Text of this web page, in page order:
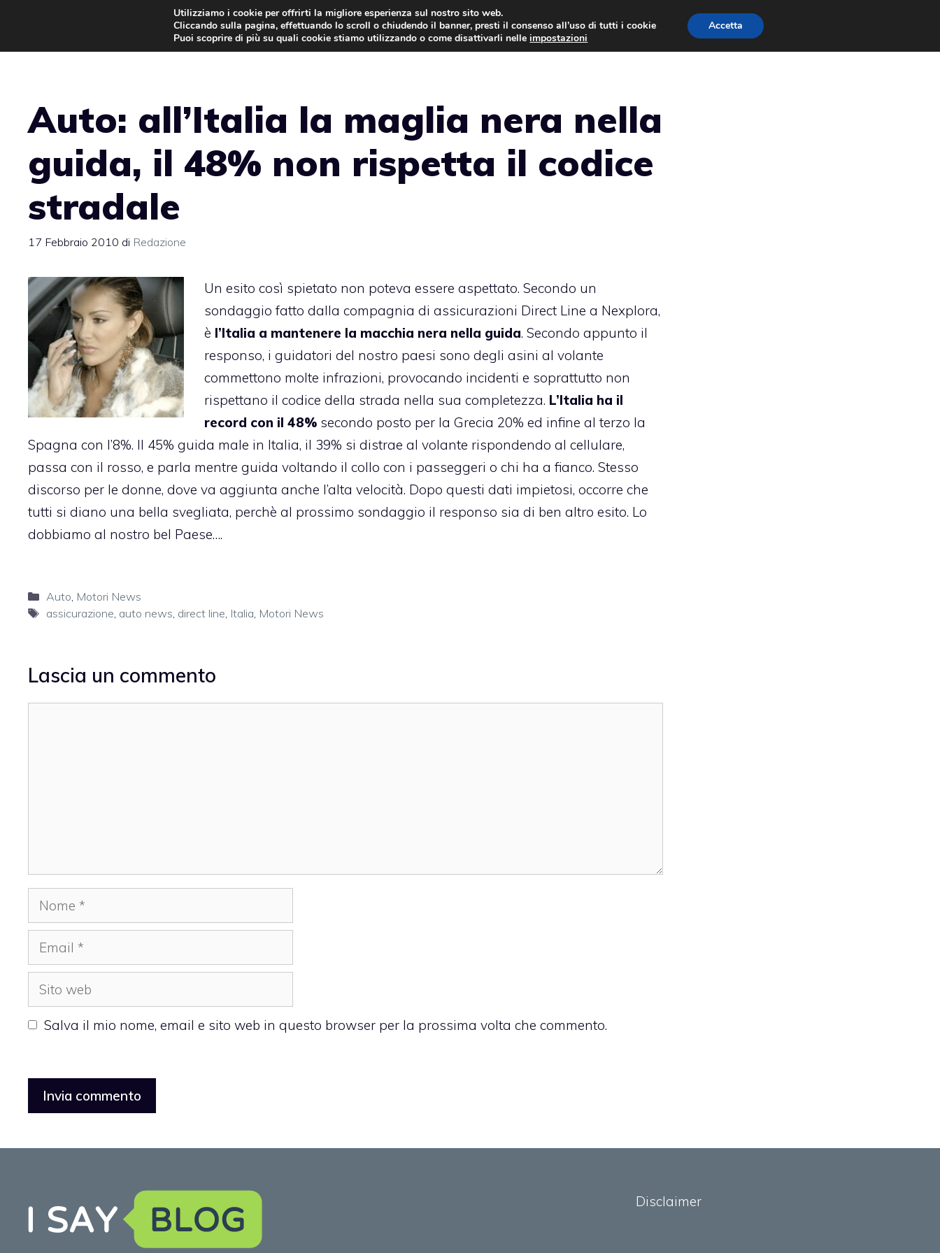
contenuto
AUTO NEWS EVENTI E FIERE
Auto: all’Italia la maglia nera nella
guida, il 48% non rispetta il codice
stradale
17 Febbraio 2010 di Redazione
Un esito così spietato non poteva essere aspettato. Secondo un
sondaggio fatto dalla compagnia di assicurazioni Direct Line a Nexplora,
è l’Italia a mantenere la macchia nera nella guida. Secondo appunto il
responso, i guidatori del nostro paesi sono degli asini al volante
commettono molte infrazioni, provocando incidenti e soprattutto non
rispettano il codice della strada nella sua completezza. L’Italia ha il
record con il 48%secondo posto per la Grecia 20% ed infine al terzo la
Spagna con l’8%. Il 45% guida male in Italia, il 39% si distrae al volante rispondendo al cellulare,
passa con il rosso, e parla mentre guida voltando il collo con i passeggeri o chi ha a fianco. Stesso
discorso per le donne, dove va aggiunta anche l’alta velocità. Dopo questi dati impietosi, occorre che
tutti si diano una bella svegliata, perchè al prossimo sondaggio il responso sia di ben altro esito. Lo
dobbiamo al nostro bel Paese….
Categorie
Auto Motori News
Tag
assicurazione auto news direct line Italia Motori News
Lascia un commento
Nome
Email
Sito
web
Salva il mio nome, email e sito web in questo browser per la prossima volta che commento.
Disclaimer
Utilizziamo i cookie per offrirti la migliore esperienza sul nostro sito web.
Cliccando sulla pagina, effettuando lo scroll o chiudendo il banner, presti il consenso all’uso di tutti i cookie
Puoi scoprire di più su quali cookie stiamo utilizzando o come disattivarli nelleimpostazioni
Accetta